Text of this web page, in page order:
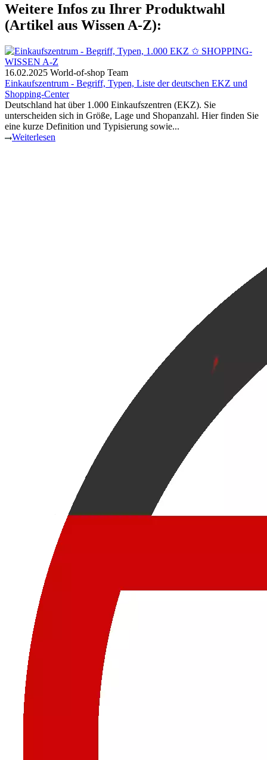
Weitere Infos zu Ihrer Produktwahl
(Artikel aus Wissen A-Z):
16.02.2025 World-of-shop Team
Einkaufszentrum - Begriff, Typen, Liste der deutschen EKZ und
Shopping-Center
Deutschland hat über 1.000 Einkaufszentren (EKZ). Sie
unterscheiden sich in Größe, Lage und Shopanzahl. Hier finden Sie
eine kurze Definition und Typisierung sowie...
Weiterlesen